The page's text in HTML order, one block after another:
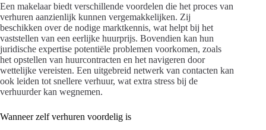
Een makelaar biedt verschillende voordelen die het proces van
verhuren aanzienlijk kunnen vergemakkelijken. Zij
beschikken over de nodige marktkennis, wat helpt bij het
vaststellen van een eerlijke huurprijs. Bovendien kan hun
juridische expertise potentiële problemen voorkomen, zoals
het opstellen van huurcontracten en het navigeren door
wettelijke vereisten. Een uitgebreid netwerk van contacten kan
ook leiden tot snellere verhuur, wat extra stress bij de
verhuurder kan wegnemen.
Wanneer zelf verhuren voordelig is